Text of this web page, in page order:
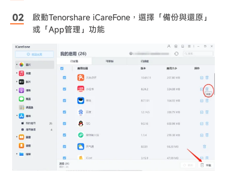
啟動Tenorshare iCareFone，選擇「備份與還原」
或「App管理」功能